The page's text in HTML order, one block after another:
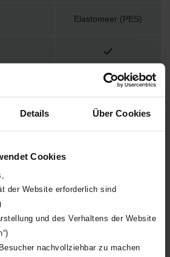
Details Über Cookies
Cookies
der Website erforderlich sind
und des Verhaltens der Website
nachvollziehbar zu machen
Elastomeer (PES)
0.27 (m².K)/W
20000 mm
Insteekuiteinde
Kunststof